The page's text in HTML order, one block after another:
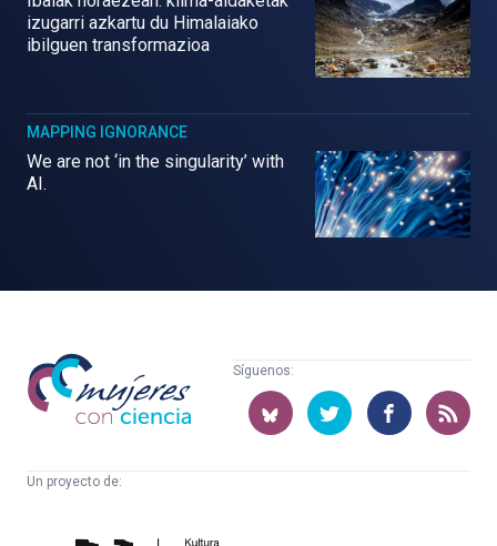
izugarri azkartu du Himalaiako
ibilguen transformazioa
MAPPING IGNORANCE
We are not ‘in the singularity’ with
AI.
Mujeres
con
ciencia
Síguenos:
Un proyecto de: